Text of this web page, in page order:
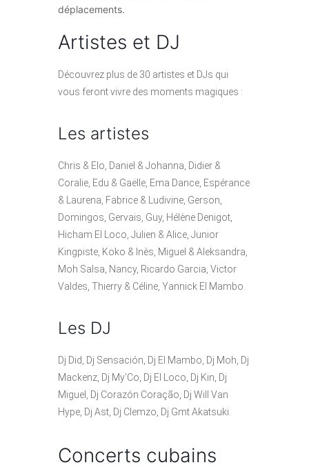
déplacements.
Artistes et DJ
Découvrez plus de 30 artistes et DJs qui
vous feront vivre des moments magiques :
Les artistes
Chris & Elo, Daniel & Johanna, Didier &
Coralie, Edu & Gaëlle, Ema Dance, Espérance
& Laurena, Fabrice & Ludivine, Gerson,
Domingos, Gervais, Guy, Hélène Denigot,
Hicham El Loco, Julien & Alice, Junior
Kingpiste, Koko & Inès, Miguel & Aleksandra,
Moh Salsa, Nancy, Ricardo Garcia, Victor
Valdes, Thierry & Céline, Yannick El Mambo.
Les DJ
Dj Did, Dj Sensación, Dj El Mambo, Dj Moh, Dj
Mackenz, Dj My’Co, Dj El Loco, Dj Kin, Dj
Miguel, Dj Corazón Coração, Dj Will Van
Hype, Dj Ast, Dj Clemzo, Dj Gmt Akatsuki.
Concerts cubains